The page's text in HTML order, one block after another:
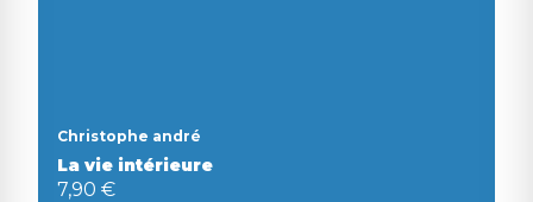
Christophe andré
La vie intérieure
7,90 €